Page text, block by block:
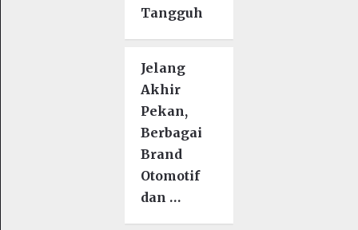
Tangguh
Jelang
Akhir
Pekan,
Berbagai
Brand
Otomotif
dan …